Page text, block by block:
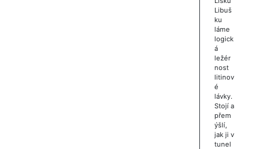
Libuš
ku
láme
logick
á
ležér
nost
litinov
é
lávky.
Stojí a
přem
ýšlí,
jak ji v
tunel